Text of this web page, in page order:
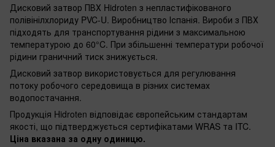
Дисковий затвор ПВХ Hidroten з непластифікованого
полівінілхлориду PVC-U. Виробництво Іспанія. Вироби з ПВХ
підходять для транспортування рідини з максимальною
температурою до 60°C. При збільшенні температури робочої
рідини граничний тиск знижується.
Дисковий затвор використовується для регулювання
потоку робочого середовища в різних системах
водопостачання.
Продукція Hidroten відповідає європейським стандартам
якості, що підтверджується сертифікатами WRAS та ITC.
Ціна вказана за одну одиницю.